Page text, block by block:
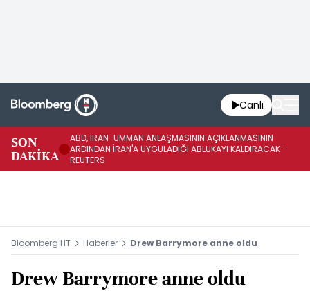
Canlı
SON
DAKİKA
ABD, İRAN-UMMAN ANLAŞMASININ AÇIKLANMASININ
ARDINDAN İRAN'A UYGULADIĞI ABLUKAYI KALDIRACAK -
REUTERS
Bloomberg HT Haberler Drew Barrymore anne oldu
Drew Barrymore anne oldu